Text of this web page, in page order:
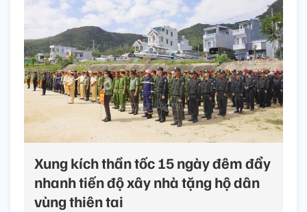
Xung kích thần tốc 15 ngày đêm đẩy
nhanh tiến độ xây nhà tặng hộ dân
vùng thiên tai